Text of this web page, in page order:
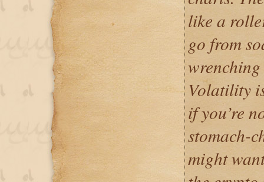
like a
go from
Volatility
if you’re
stomach-
might